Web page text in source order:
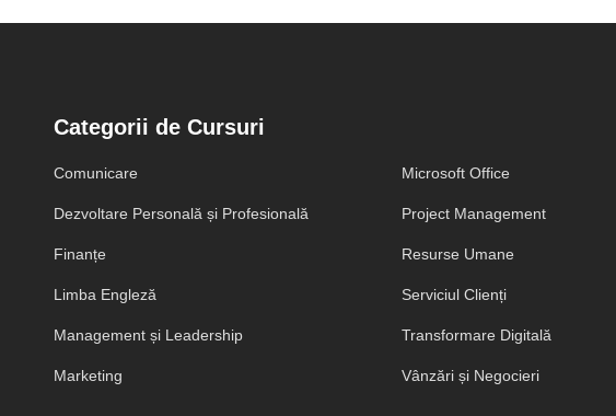
Categorii de Cursuri
Comunicare
Dezvoltare Personală și Profesională
Finanțe
Limba Engleză
Management și Leadership
Marketing
Microsoft Office
Project Management
Resurse Umane
Serviciul Clienți
Transformare Digitală
Vânzări și Negocieri